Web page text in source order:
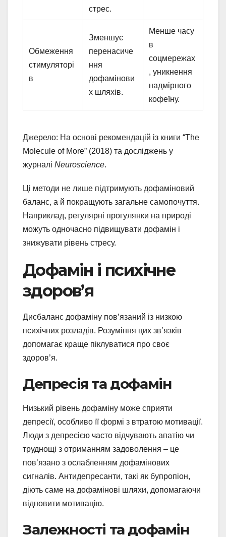
стрес.
Обмеження
стимуляторі
в
Зменшує
перенасиче
ння
дофамінови
х шляхів.
Менше часу
в
соцмережах
, уникнення
надмірного
кофеїну.
Джерело: На основі рекомендацій із книги “The
Molecule of More” (2018) та досліджень у
журналі Neuroscience.
Ці методи не лише підтримують дофаміновий
баланс, а й покращують загальне самопочуття.
Наприклад, регулярні прогулянки на природі
можуть одночасно підвищувати дофамін і
знижувати рівень стресу.
Дофамін і психічне
здоров’я
Дисбаланс дофаміну пов’язаний із низкою
психічних розладів. Розуміння цих зв’язків
допомагає краще піклуватися про своє
здоров’я.
Депресія та дофамін
Низький рівень дофаміну може сприяти
депресії, особливо її формі з втратою мотивації.
Люди з депресією часто відчувають апатію чи
труднощі з отриманням задоволення – це
пов’язано з ослабленням дофамінових
сигналів. Антидепресанти, такі як бупропіон,
діють саме на дофамінові шляхи, допомагаючи
відновити мотивацію.
Залежності та дофамін